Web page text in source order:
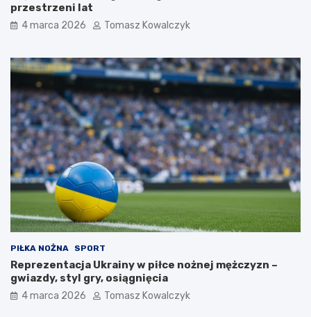
przestrzeni lat
4 marca 2026 Tomasz Kowalczyk
PIŁKA NOŻNA SPORT
Reprezentacja Ukrainy w piłce nożnej mężczyzn –
gwiazdy, styl gry, osiągnięcia
4 marca 2026 Tomasz Kowalczyk